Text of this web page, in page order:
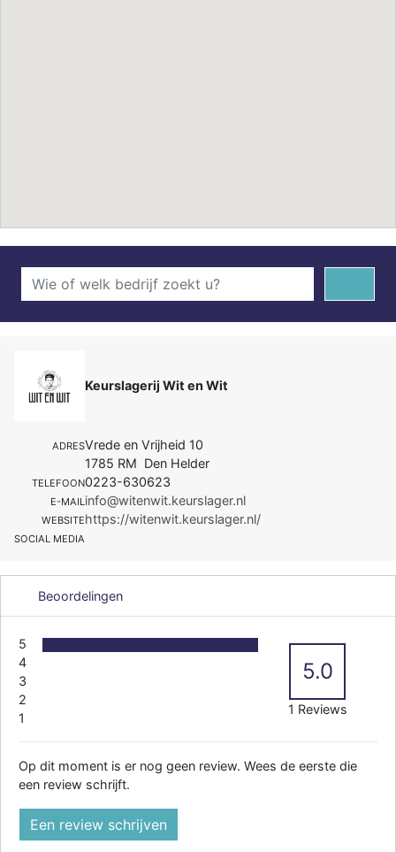
Keurslagerij Wit en Wit
ADRESVrede en Vrijheid 10
1785 RM Den Helder
TELEFOON0223-630623
E-MAILinfo@witenwit.keurslager.nl
WEBSITEhttps://witenwit.keurslager.nl/
SOCIAL MEDIA
Beoordelingen
5
4
3
2
1
5.0
1 Reviews
Op dit moment is er nog geen review. Wees de eerste die
een review schrijft.
Een review schrijven